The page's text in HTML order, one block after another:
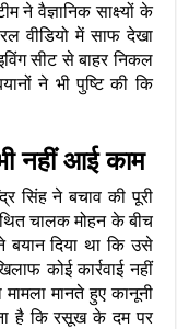
ने वैज्ञानिक साक्ष्यों के
वीडियो में साफ देखा
सीट से बाहर निकल
ने भी पुष्टि की कि
नहीं आई काम
सिंह ने बचाव की पूरी
चालक मोहन के बीच
दिया था कि उसे
कोई कार्रवाई नहीं
मानते हुए कानूनी
है कि रसूख के दम पर